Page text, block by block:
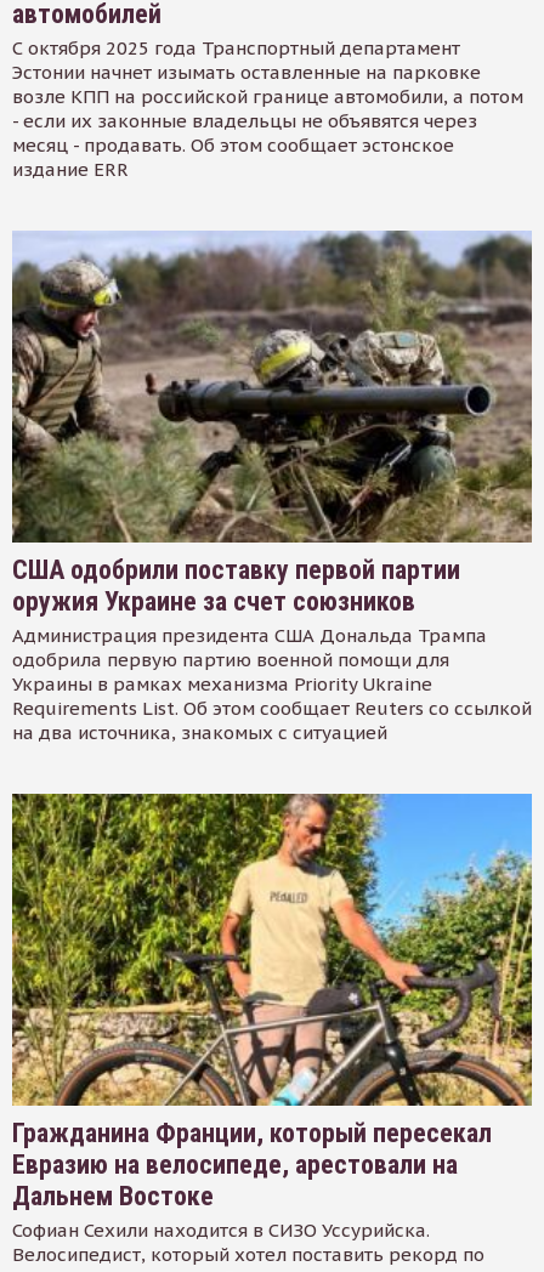
автомобилей
С октября 2025 года Транспортный департамент
Эстонии начнет изымать оставленные на парковке
возле КПП на российской границе автомобили, а потом
- если их законные владельцы не объявятся через
месяц - продавать. Об этом сообщает эстонское
издание ERR
США одобрили поставку первой партии
оружия Украине за счет союзников
Администрация президента США Дональда Трампа
одобрила первую партию военной помощи для
Украины в рамках механизма Priority Ukraine
Requirements List. Об этом сообщает Reuters со ссылкой
на два источника, знакомых с ситуацией
Гражданина Франции, который пересекал
Евразию на велосипеде, арестовали на
Дальнем Востоке
Софиан Сехили находится в СИЗО Уссурийска.
Велосипедист, который хотел поставить рекорд по